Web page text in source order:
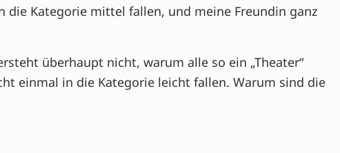
die Kategorie mittel fallen, und meine Freundin ganz
überhaupt nicht, warum alle so ein „Theater“
einmal in die Kategorie leicht fallen. Warum sind die